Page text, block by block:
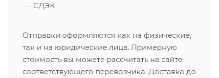
СДЭК
Отправки оформляются как на физические,
так и на юридические лица. Примерную
стоимость вы можете рассчитать на сайте
соответствующего перевозчика. Доставка до